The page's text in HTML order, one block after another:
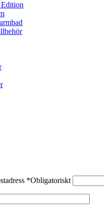
*Obligatoriskt